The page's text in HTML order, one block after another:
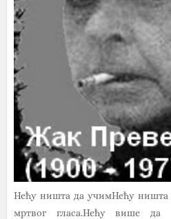
Нећу ништа да учимНећу
мртвог гласа.Нећу више